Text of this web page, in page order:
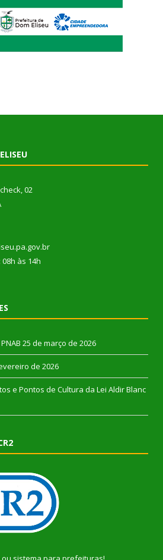
02
às 14h
25 de março de 2026
de 2026
e Pontos de Cultura da Lei Aldir Blanc